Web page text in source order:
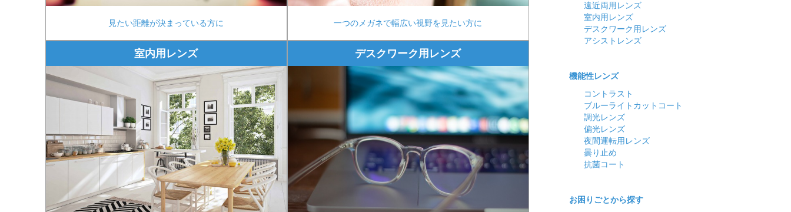
見たい距離が決まっている方に 一つのメガネで幅広い視野を見たい方に
室内用レンズ デスクワーク用レンズ
遠近両用レンズ
室内用レンズ
デスクワーク用レンズ
アシストレンズ
機能性レンズ
コントラスト
ブルーライトカットコート
調光レンズ
偏光レンズ
夜間運転用レンズ
曇り止め
抗菌コート
お困りごとから探す